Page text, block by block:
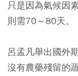
只是因為氣候因
則需70～80天。
呂孟凡舉出國外
沒有農藥殘留的